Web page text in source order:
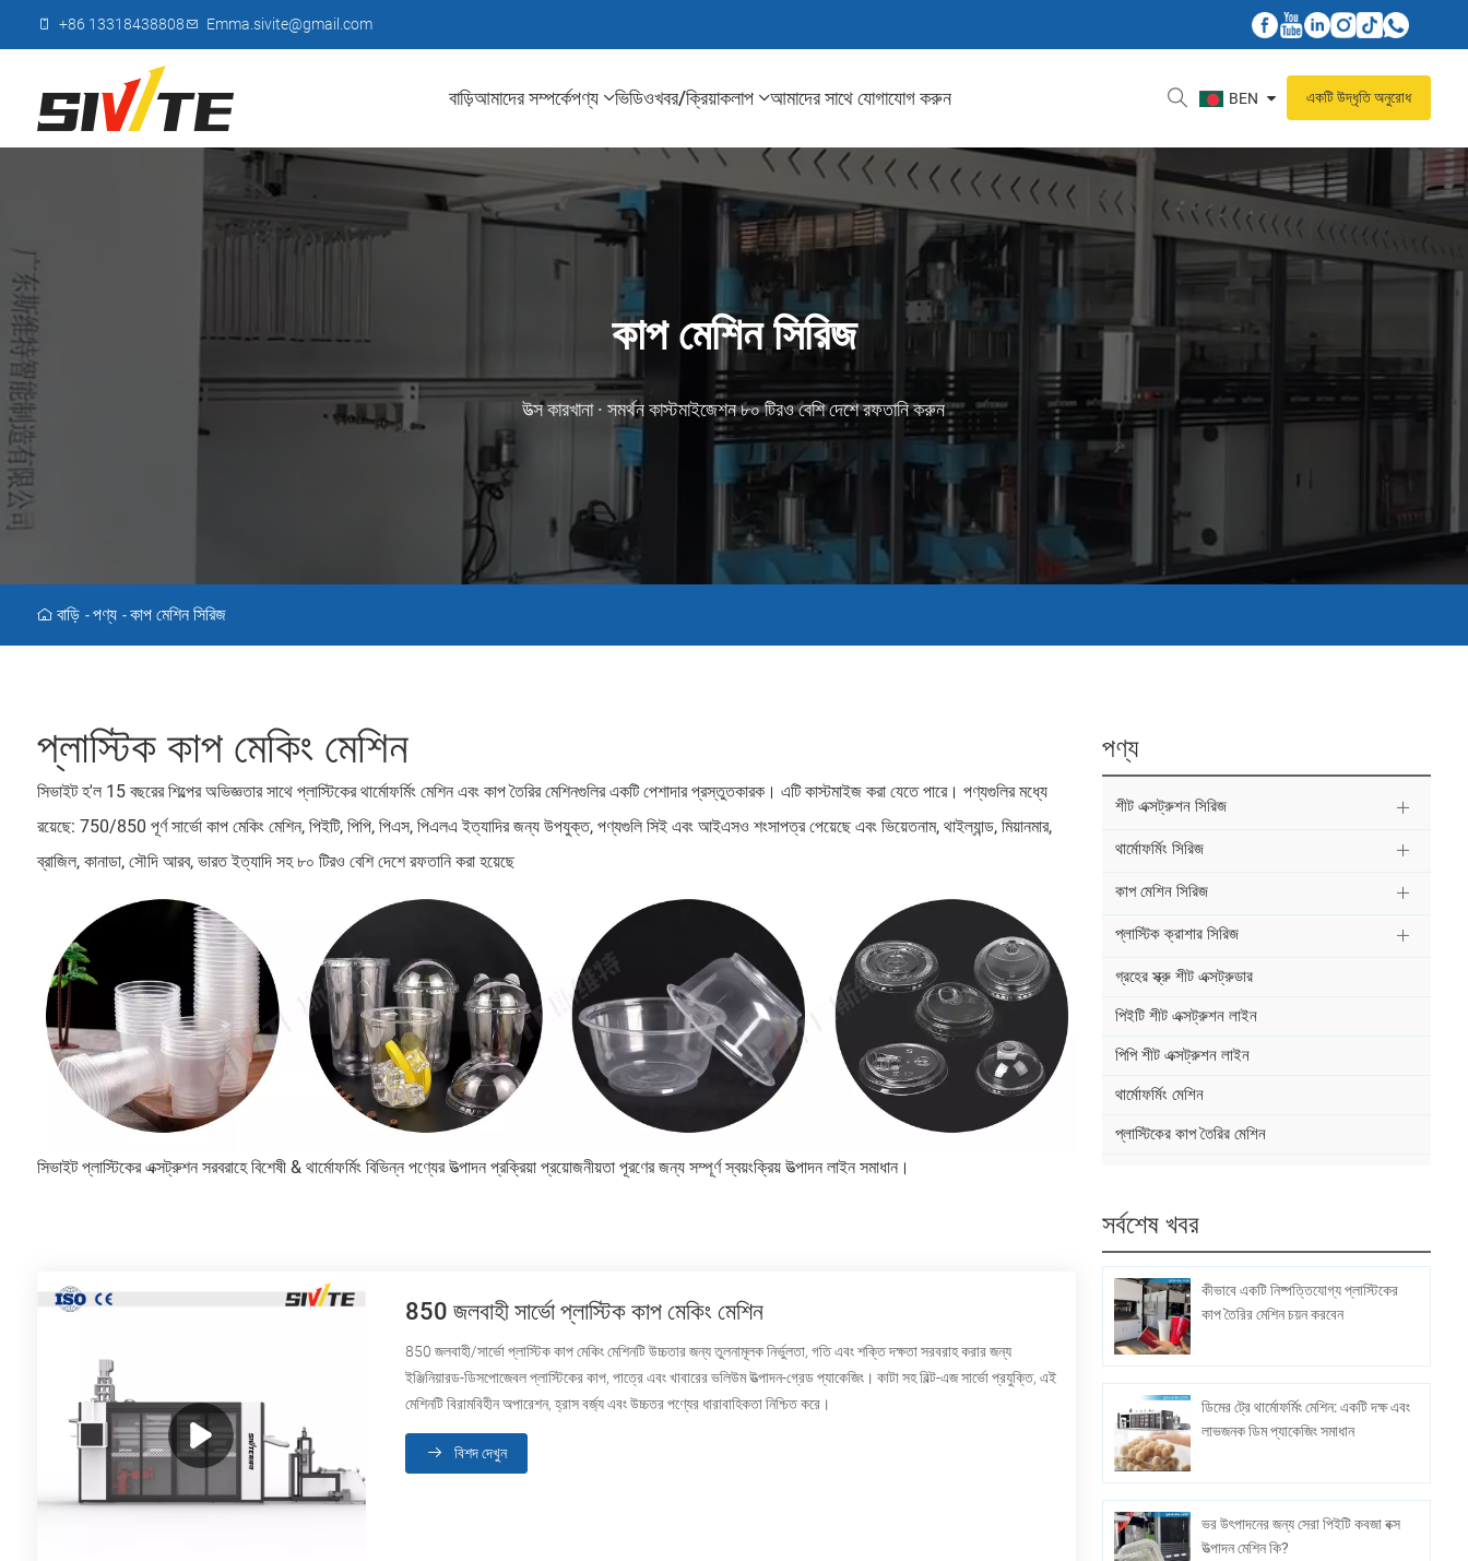
+86 13318438808 Emma.sivite@gmail.com
বাড়িআমাদের সম্পর্কেপণ্য ভিডিওখবর/ক্রিয়াকলাপ আমাদের সাথে যোগাযোগ করুন BEN একটি উদ্ধৃতি অনুরোধ
কাপ মেশিন সিরিজ
উত্স কারখানা · সমর্থন কাস্টমাইজেশন ৮০ টিরও বেশি দেশে রফতানি করুন
বাড়ি - পণ্য - কাপ মেশিন সিরিজ
প্লাস্টিক কাপ মেকিং মেশিন
সিভাইট হ'ল 15 বছরের শিল্পের অভিজ্ঞতার সাথে প্লাস্টিকের থার্মোফর্মিং মেশিন এবং কাপ তৈরির মেশিনগুলির একটি পেশাদার প্রস্তুতকারক। এটি কাস্টমাইজ করা যেতে পারে। পণ্যগুলির মধ্যে
রয়েছে: 750/850 পূর্ণ সার্ভো কাপ মেকিং মেশিন, পিইটি, পিপি, পিএস, পিএলএ ইত্যাদির জন্য উপযুক্ত, পণ্যগুলি সিই এবং আইএসও শংসাপত্র পেয়েছে এবং ভিয়েতনাম, থাইল্যান্ড, মিয়ানমার,
ব্রাজিল, কানাডা, সৌদি আরব, ভারত ইত্যাদি সহ ৮০ টিরও বেশি দেশে রফতানি করা হয়েছে
সিভাইট প্লাস্টিকের এক্সট্রুশন সরবরাহে বিশেষী & থার্মোফর্মিং বিভিন্ন পণ্যের উত্পাদন প্রক্রিয়া প্রয়োজনীয়তা পূরণের জন্য সম্পূর্ণ স্বয়ংক্রিয় উত্পাদন লাইন সমাধান।
850 জলবাহী সার্ভো প্লাস্টিক কাপ মেকিং মেশিন
850 জলবাহী/সার্ভো প্লাস্টিক কাপ মেকিং মেশিনটি উচ্চতার জন্য তুলনামূলক নির্ভুলতা, গতি এবং শক্তি দক্ষতা সরবরাহ করার জন্য
ইঞ্জিনিয়ারড-ডিসপোজেবল প্লাস্টিকের কাপ, পাত্রে এবং খাবারের ভলিউম উত্পাদন-গ্রেড প্যাকেজিং। কাটা সহ বিল্ট-এজ সার্ভো প্রযুক্তি, এই
মেশিনটি বিরামবিহীন অপারেশন, হ্রাস বর্জ্য এবং উচ্চতর পণ্যের ধারাবাহিকতা নিশ্চিত করে।
বিশদ দেখুন
পণ্য
শীট এক্সট্রুশন সিরিজ
থার্মোফর্মিং সিরিজ
কাপ মেশিন সিরিজ
প্লাস্টিক ক্রাশার সিরিজ
গ্রহের স্ক্রু শীট এক্সট্রুডার
পিইটি শীট এক্সট্রুশন লাইন
পিপি শীট এক্সট্রুশন লাইন
থার্মোফর্মিং মেশিন
প্লাস্টিকের কাপ তৈরির মেশিন
সর্বশেষ খবর
কীভাবে একটি নিষ্পত্তিযোগ্য প্লাস্টিকের
কাপ তৈরির মেশিন চয়ন করবেন
ডিমের ট্রে থার্মোফর্মিং মেশিন: একটি দক্ষ এবং
লাভজনক ডিম প্যাকেজিং সমাধান
ভর উৎপাদনের জন্য সেরা পিইটি কবজা বক্স
উত্পাদন মেশিন কি?